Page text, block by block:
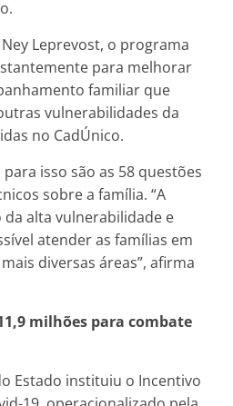
Leprevost, o programa
para melhorar
familiar que
vulnerabilidades da
no CadÚnico.
isso são as 58 questões
sobre a família. “A
alta vulnerabilidade e
atender as famílias em
diversas áreas”, afirma
milhões para combate
Estado instituiu o Incentivo